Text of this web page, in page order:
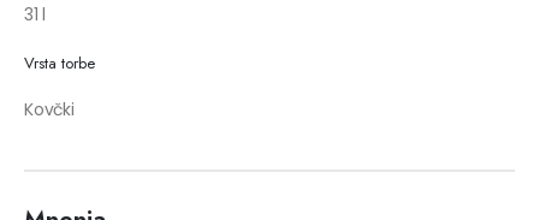
31 l
Vrsta torbe
Kovčki